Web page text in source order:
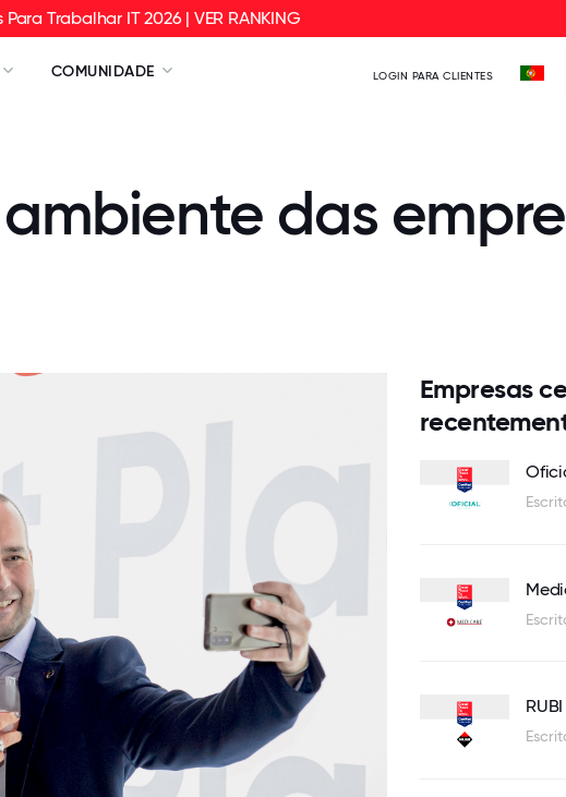
Trabalhar IT 2026 | VER RANKING
COMUNIDADE LOGIN PARA CLIENTES
das
Empresas